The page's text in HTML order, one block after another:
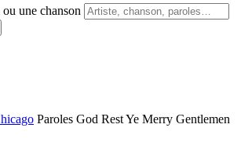
une chanson
Paroles God Rest Ye Merry Gentlemen